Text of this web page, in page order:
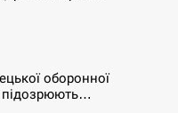
оборонної
підозрюють…